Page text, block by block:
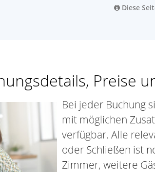
Diese
Preise
Bei jeder Buchung
mit möglichen
verfügbar. Alle
oder Schließen ist
Zimmer, weitere